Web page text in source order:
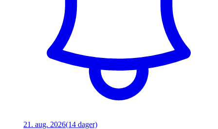
21. aug. 2026(14 dager)